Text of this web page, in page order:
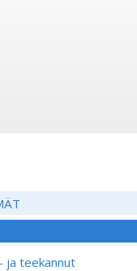
ja teekannut